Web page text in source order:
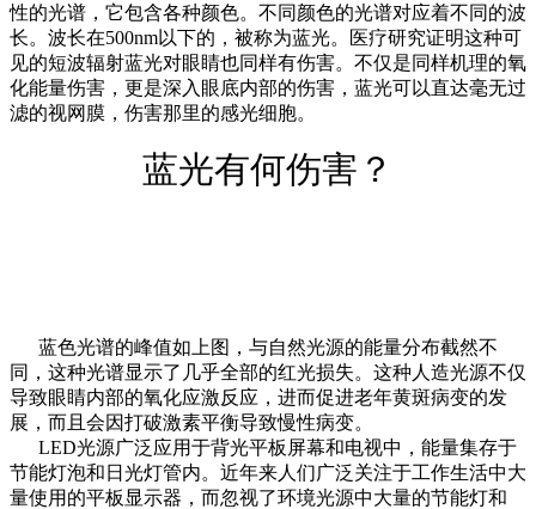
性的光谱，它包含各种颜色。不同颜色的光谱对应着不同的波
长。波长在500nm以下的，被称为蓝光。医疗研究证明这种可
见的短波辐射蓝光对眼睛也同样有伤害。不仅是同样机理的氧
化能量伤害，更是深入眼底内部的伤害，蓝光可以直达毫无过
滤的视网膜，伤害那里的感光细胞。
蓝光有何伤害？
蓝色光谱的峰值如上图，与自然光源的能量分布截然不
同，这种光谱显示了几乎全部的红光损失。这种人造光源不仅
导致眼睛内部的氧化应激反应，进而促进老年黄斑病变的发
展，而且会因打破激素平衡导致慢性病变。
LED光源广泛应用于背光平板屏幕和电视中，能量集存于
节能灯泡和日光灯管内。近年来人们广泛关注于工作生活中大
量使用的平板显示器，而忽视了环境光源中大量的节能灯和